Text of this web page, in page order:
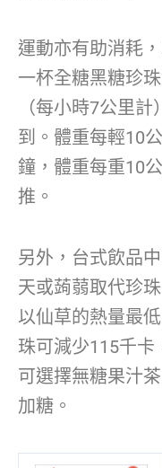
運動亦有助消耗
一杯全糖黑糖珍
（每小時7公里
到。體重每輕10
鐘，體重每重10
推。
另外，台式飲品
天或蒟蒻取代珍
以仙草的熱量最
珠可減少115千
可選擇無糖果汁
加糖。